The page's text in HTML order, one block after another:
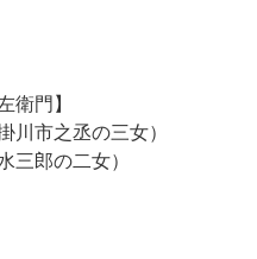
門】
市之丞の三女）
郎の二女）